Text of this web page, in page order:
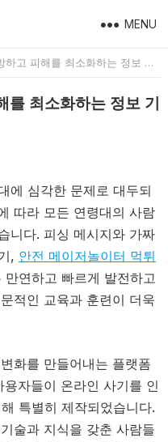
MENU
피해를 최소화하는 정보 기반 평가
를 최소화하는 정보 기
에 심각한 문제로 대두되
따라 모든 연령대의 사람
니다. 피싱 메시지와 가짜
, 안전 메이저놀이터 먹튀
연하고 빠르게 발전하고
적인 교육과 훈련이 더욱
화를 만들어내는 플랫폼
자들이 온라인 사기를 인
특별히 제작되었습니다.
술과 지식을 갖춘 사람들